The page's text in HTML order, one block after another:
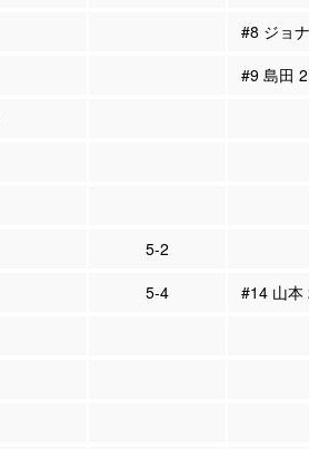
#8 ジョ
#9 島田
5-2
5-4
#14 山本